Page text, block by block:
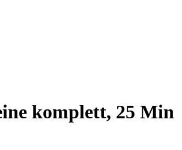
komplett, 25 Min